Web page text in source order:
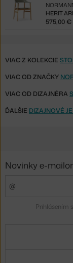
HERIT
575,00 €
VIAC Z KOLEKCIE
VIAC OD ZNAČKY
VIAC OD DIZAJNÉRA
ĎALŠIE DIZAJNOVÉ
Novinky e-
Prihlásením